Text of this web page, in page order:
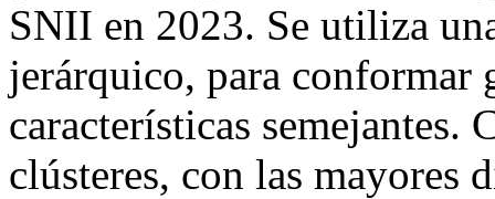
SNII en 2023. Se utiliza
jerárquico, para conformar
características semejantes.
clústeres, con las mayores